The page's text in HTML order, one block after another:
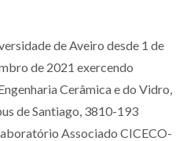
de Aveiro desde 1 de
de 2021 exercendo
Cerâmica e do Vidro,
de Santiago, 3810-193
Associado CICECO-